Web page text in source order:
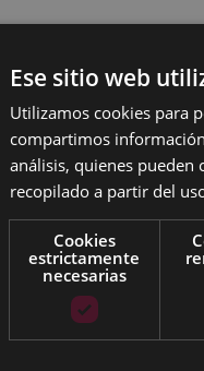
Ese sitio web
Utilizamos cookies para
compartimos
análisis, quienes
recopilado a partir del
Cookies
estrictamente
necesarias